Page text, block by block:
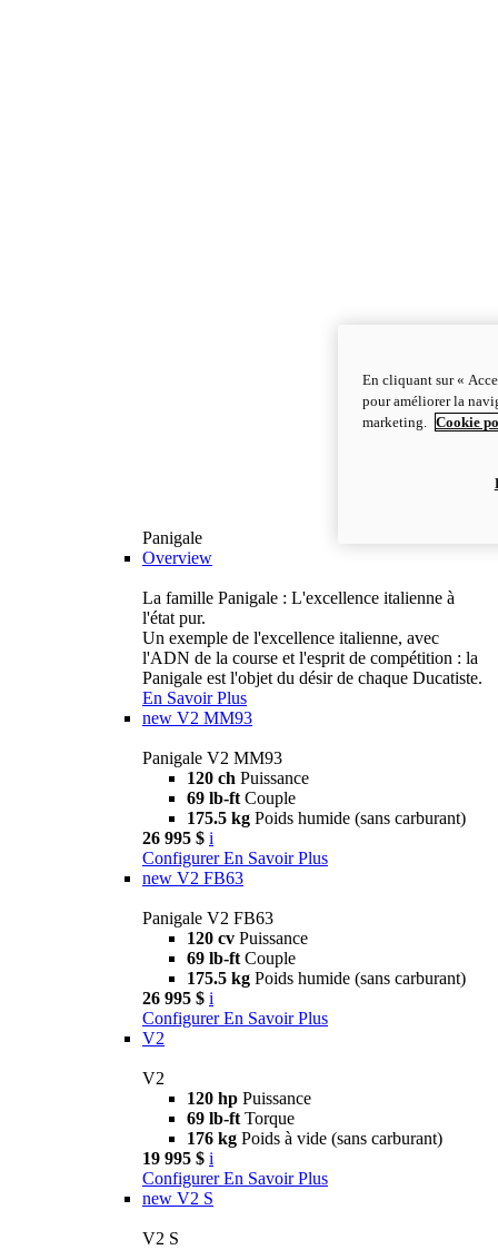
Panigale
Overview
La famille Panigale : L'excellence italienne à
l'état pur.
Un exemple de l'excellence italienne, avec
l'ADN de la course et l'esprit de compétition : la
Panigale est l'objet du désir de chaque Ducatiste.
En Savoir Plus
new V2 MM93
Panigale V2 MM93
120 ch Puissance
69 lb-ft Couple
175.5 kg Poids humide (sans carburant)
26 995 $ i
Configurer En Savoir Plus
new V2 FB63
Panigale V2 FB63
120 cv Puissance
69 lb-ft Couple
175.5 kg Poids humide (sans carburant)
26 995 $ i
Configurer En Savoir Plus
V2
V2
120 hp Puissance
69 lb-ft Torque
176 kg Poids à vide (sans carburant)
19 995 $ i
Configurer En Savoir Plus
new V2 S
V2 S
En cliquant sur «
pour améliorer la
marketing.
Cookie